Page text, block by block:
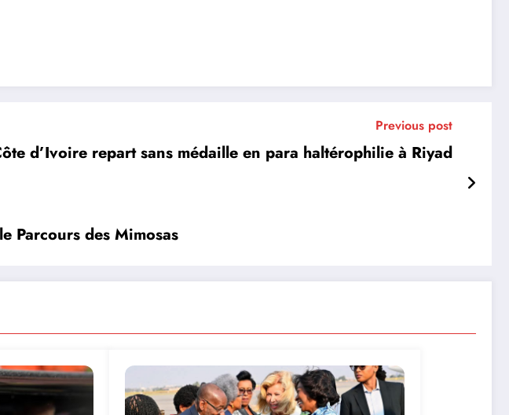
Previous post
d’Ivoire repart sans médaille en para haltérophilie à Riyad
Parcours des Mimosas